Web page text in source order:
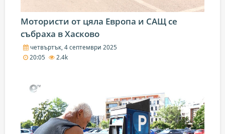
Мотористи от цяла Европа и САЩ се
събраха в Хасково
четвъртък, 4 септември 2025
20:05
2.4k